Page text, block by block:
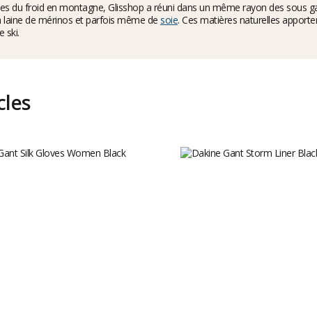
du froid en montagne, Glisshop a réuni dans un même rayon des
de mérinos et parfois même de soie. Ces matières naturelles
ski.